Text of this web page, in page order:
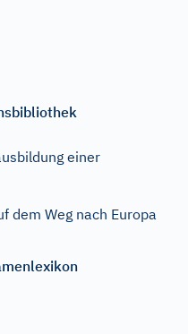
einer
dem Weg nach Europa